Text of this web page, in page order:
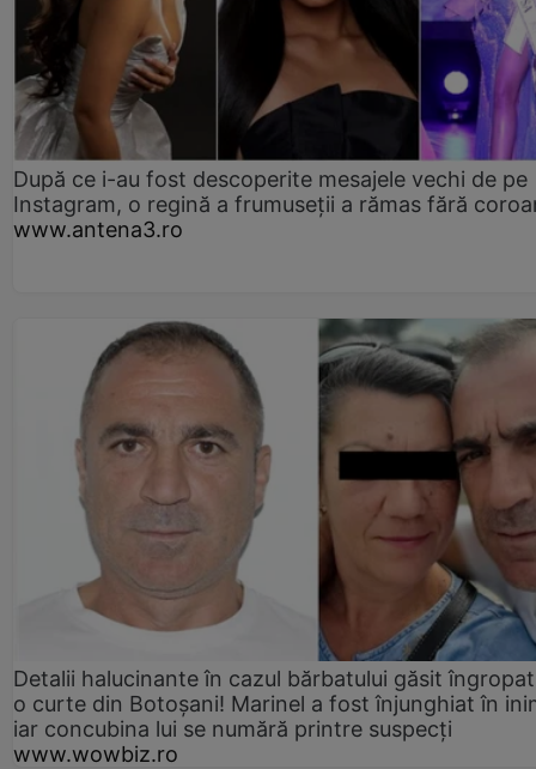
După ce i-au fost descoperite mesajele vechi de pe
Instagram, o regină a frumuseții a rămas fără
www.antena3.ro
Detalii halucinante în cazul bărbatului găsit
o curte din Botoșani! Marinel a fost înjunghiat în
iar concubina lui se numără printre suspecți
www.wowbiz.ro